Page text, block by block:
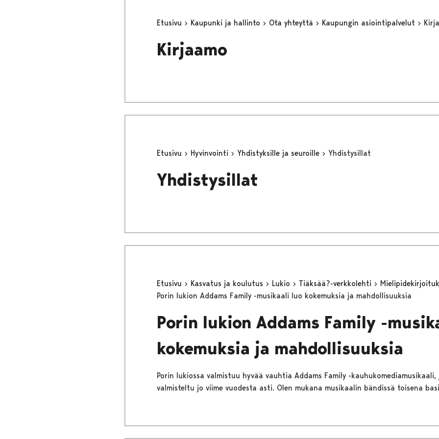
Etusivu Kaupunki ja hallinto Ota yhteyttä Kaupungin asiointipalvelut
Kirjaamo
Etusivu Hyvinvointi Yhdistyksille ja seuroille Yhdistysillat
Yhdistysillat
Etusivu Kasvatus ja koulutus Lukio Tiäksää?-verkkolehti
Porin lukion Addams Family -musikaali luo kokemuksia ja mahdollisuuksia
Porin lukion Addams Family -
kokemuksia ja mahdollisuuksia
Porin lukiossa valmistuu hyvää vauhtia Addams Family -
valmisteltu jo viime vuodesta asti. Olen mukana musikaalin bändissä toisena